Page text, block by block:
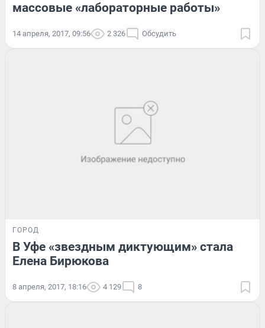
массовые «лабораторные работы»
14 апреля, 2017, 09:56 2 326 Обсудить
ГОРОД
В Уфе «звездным диктующим» стала
Елена Бирюкова
8 апреля, 2017, 18:16 4 129 8